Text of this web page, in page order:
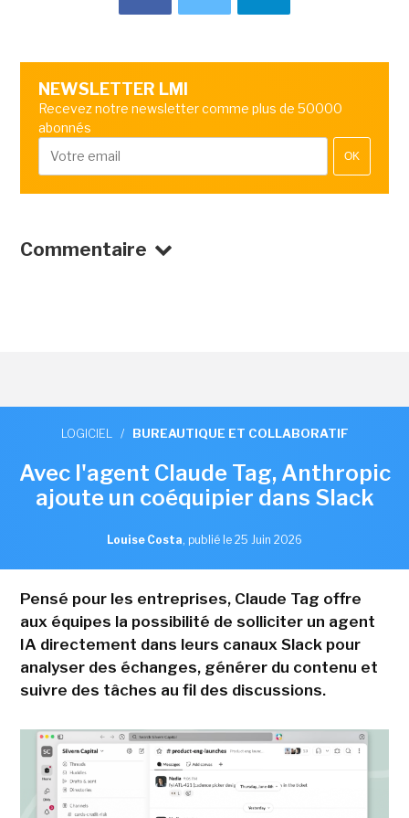
NEWSLETTER LMI
Recevez notre newsletter comme plus de 50000
abonnés
OK
Commentaire
LOGICIEL / BUREAUTIQUE ET COLLABORATIF
Avec l'agent Claude Tag, Anthropic
ajoute un coéquipier dans Slack
Louise Costa, publié le 25 Juin 2026
Pensé pour les entreprises, Claude Tag offre
aux équipes la possibilité de solliciter un agent
IA directement dans leurs canaux Slack pour
analyser des échanges, générer du contenu et
suivre des tâches au fil des discussions.